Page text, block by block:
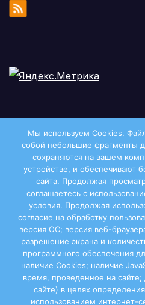
Сайт работает на
Мы используем Cookies.
собой небольшие фрагменты
сохраняются на вашем
устройстве, и обеспечивают
сайта. Продолжая
соглашаетесь с
условия. Продолжая
согласие на обработку
версия ОС; версия веб-
разрешение экрана и
программного обеспечения
наличие Cookies; наличие
время, проведенное на сайте;
сайте) в целях
использованием интернет-